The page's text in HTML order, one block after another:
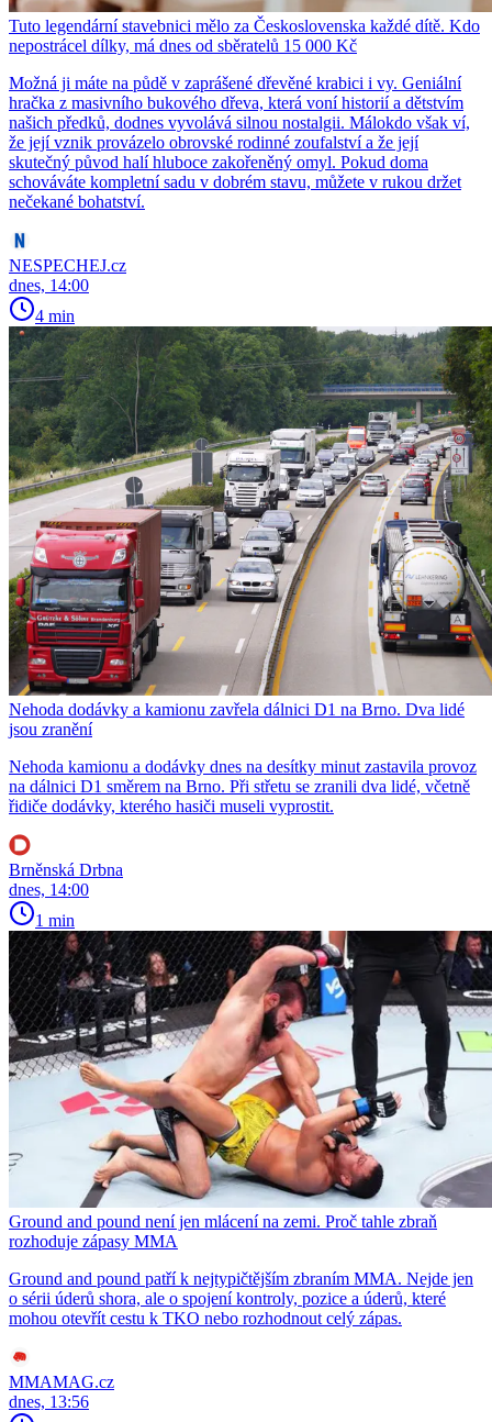
Tuto legendární stavebnici mělo za Československa každé dítě. Kdo
nepostrácel dílky, má dnes od sběratelů 15 000 Kč
Možná ji máte na půdě v zaprášené dřevěné krabici i vy. Geniální
hračka z masivního bukového dřeva, která voní historií a dětstvím
našich předků, dodnes vyvolává silnou nostalgii. Málokdo však ví,
že její vznik provázelo obrovské rodinné zoufalství a že její
skutečný původ halí hluboce zakořeněný omyl. Pokud doma
schováváte kompletní sadu v dobrém stavu, můžete v rukou držet
nečekané bohatství.
NESPECHEJ.cz
dnes, 14:00
4 min
Nehoda dodávky a kamionu zavřela dálnici D1 na Brno. Dva lidé
jsou zranění
Nehoda kamionu a dodávky dnes na desítky minut zastavila provoz
na dálnici D1 směrem na Brno. Při střetu se zranili dva lidé, včetně
řidiče dodávky, kterého hasiči museli vyprostit.
Brněnská Drbna
dnes, 14:00
1 min
Ground and pound není jen mlácení na zemi. Proč tahle zbraň
rozhoduje zápasy MMA
Ground and pound patří k nejtypičtějším zbraním MMA. Nejde jen
o sérii úderů shora, ale o spojení kontroly, pozice a úderů, které
mohou otevřít cestu k TKO nebo rozhodnout celý zápas.
MMAMAG.cz
dnes, 13:56